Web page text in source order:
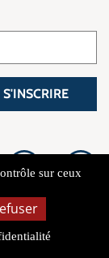
S'INSCRIRE
sur ceux